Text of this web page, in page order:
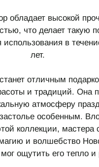
обладает высокой
что делает такую
в
лет.
отличным
и традиций. Она
атмосферу
особенным.
коллекции, мастера
и волшебство
ощутить его тепло и